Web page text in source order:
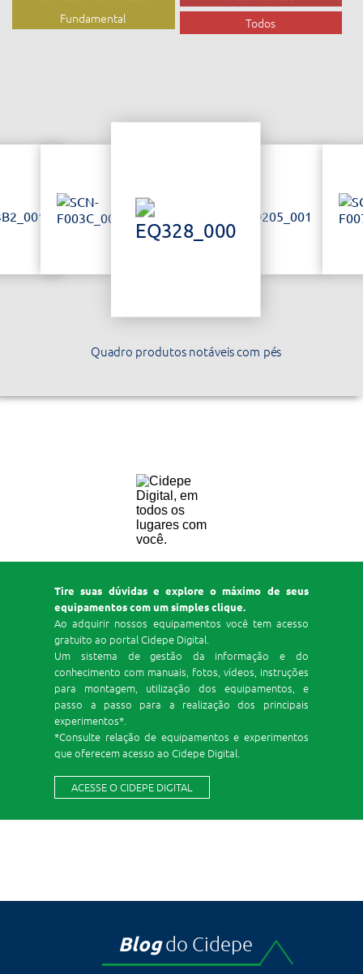
Fundamental
Todos
Quadro produtos notáveis com pés
Tire suas dúvidas e explore o máximo de seus
equipamentos com um simples clique.
Ao adquirir nossos equipamentos você tem acesso
gratuito ao portal Cidepe Digital.
Um sistema de gestão da informação e do
conhecimento com manuais, fotos, vídeos, instruções
para montagem, utilização dos equipamentos, e
passo a passo para a realização dos principais
experimentos*.
*Consulte relação de equipamentos e experimentos
que oferecem acesso ao Cidepe Digital.
ACESSE O CIDEPE DIGITAL
Blogdo Cidepe